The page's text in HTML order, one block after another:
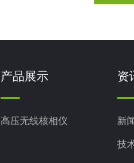
产品展示
高压无线核相仪
资
新
技